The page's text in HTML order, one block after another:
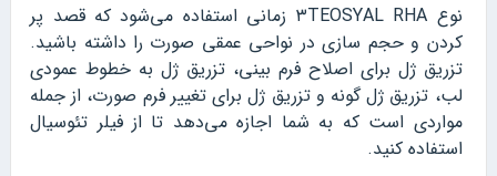
نوع ۳TEOSYAL RHA زمانی استفاده می‌شود که قصد پر
کردن و حجم سازی در نواحی عمقی صورت را داشته باشید.
تزریق ژل برای اصلاح فرم بینی، تزریق ژل به خطوط عمودی
لب، تزریق ژل گونه و تزریق ژل برای تغییر فرم صورت، از جمله
مواردی است که به شما اجازه می‌دهد تا از فیلر تئوسیال
استفاده کنید.